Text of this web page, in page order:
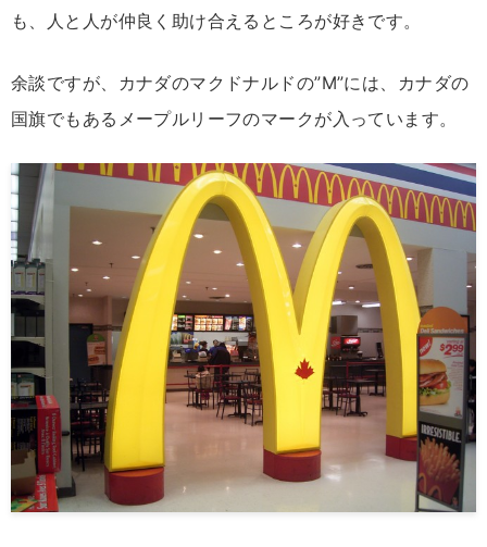
も、人と人が仲良く助け合えるところが好きです。
余談ですが、カナダのマクドナルドの”M”には、カナダの
国旗でもあるメープルリーフのマークが入っています。